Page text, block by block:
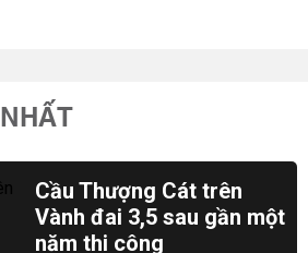
Cầu Thượng Cát trên
Vành đai 3,5 sau gần một
năm thi công